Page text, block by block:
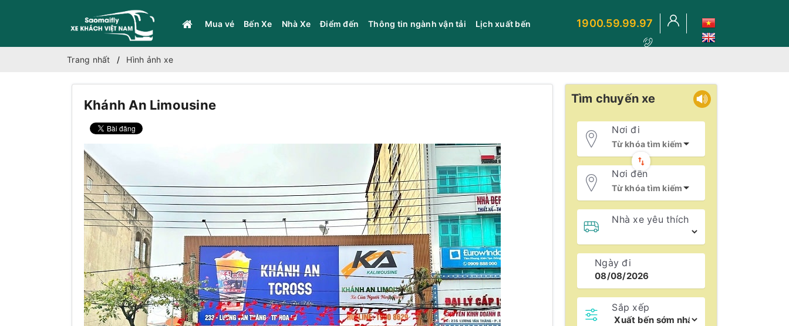
Mua vé Bến Xe Nhà Xe Điểm đến Thông tin ngành vận tải Lịch xuất bến 1900.59.99.97
Trang nhất Hình ảnh xe
Khánh An Limousine Tìm chuyến xe
Nơi đi
Nơi đến
Nhà xe yêu thích
Ngày đi
Sắp xếp